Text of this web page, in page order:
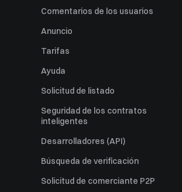
Comentarios de los usuarios
Anuncio
Tarifas
Ayuda
Solicitud de listado
Seguridad de los contratos
inteligentes
Desarrolladores (API)
Búsqueda de verificación
Solicitud de comerciante P2P